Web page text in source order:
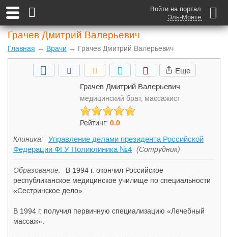
Войти на портал
Эль-Монте
Грачев Дмитрий Валерьевич
Главная → Врачи → Грачев Дмитрий Валерьевич
Еще
Грачев Дмитрий Валерьевич
медицинский брат, массажист
Рейтинг: 0.0
Клиника:
Управление делами президента Российской
Федерации ФГУ Поликлиника №4 (Сотрудник)
Образование:
В 1994 г. окончил Российское
республиканское медицинское училище по специальности
«Сестринское дело».
В 1994 г. получил первичную специализацию «Лечебный
массаж».